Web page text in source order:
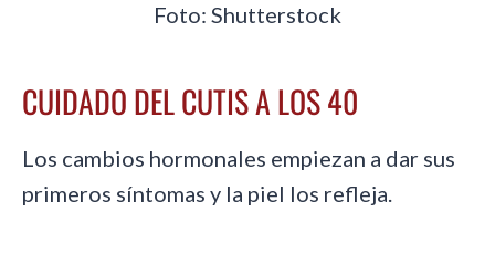
Foto: Shutterstock
CUIDADO DEL CUTIS A LOS 40
Los cambios hormonales empiezan a dar sus
primeros síntomas y la piel los refleja.